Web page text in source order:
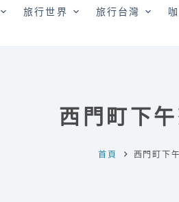
旅行世界 旅行台灣
西門町下
首頁 西門町下